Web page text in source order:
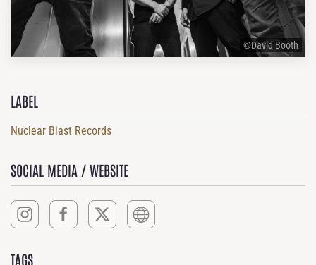
©David Booth
LABEL
Nuclear Blast Records
SOCIAL MEDIA / WEBSITE
TAGS